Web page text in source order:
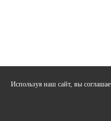
Используя наш сайт, вы